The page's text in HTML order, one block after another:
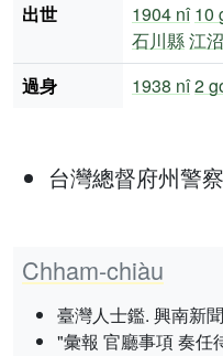
台灣總督府州警
Chham-chiàu
臺灣人士鑑. 興南新
"彙報 官廳事項 奏任
出世 1904 nî 10
石川縣江
過身
1938 nî2